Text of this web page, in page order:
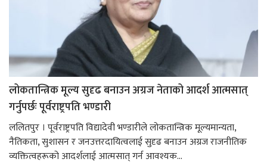
लोकतान्त्रिक मूल्य सुदृढ बनाउन अग्रज नेताको आदर्श आत्मसात्
गर्नुपर्छः पूर्वराष्ट्रपति भण्डारी
ललितपुर । पूर्वराष्ट्रपति विद्यादेवी भण्डारीले लोकतान्त्रिक मूल्यमान्यता,
नैतिकता, सुशासन र जनउत्तरदायित्वलाई सुदृढ बनाउन अग्रज राजनीतिक
व्यक्तित्वहरूको आदर्शलाई आत्मसात् गर्न आवश्यक...